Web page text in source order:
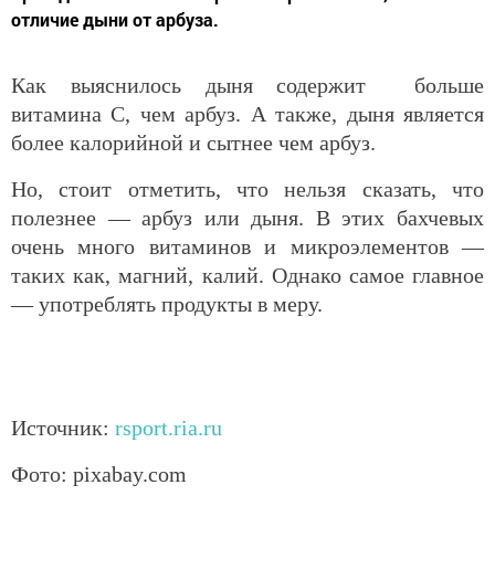
отличие дыни от арбуза.
Как выяснилось дыня содержит больше
витамина С, чем арбуз. А также, дыня является
более калорийной и сытнее чем арбуз.
Но, стоит отметить, что нельзя сказать, что
полезнее — арбуз или дыня. В этих бахчевых
очень много витаминов и микроэлементов —
таких как, магний, калий. Однако самое главное
— употреблять продукты в меру.
Источник: rsport.ria.ru
Фото: pixabay.com